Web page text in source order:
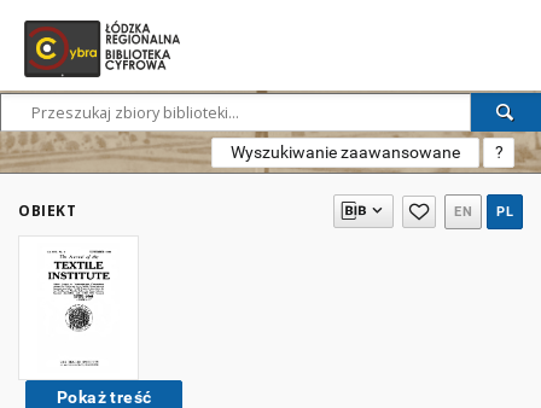
Wyszukiwanie zaawansowane ?
OBIEKT EN PL
Pokaż treść